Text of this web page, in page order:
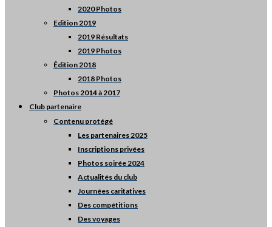
2020 Photos
Edition 2019
2019 Résultats
2019 Photos
Édition 2018
2018 Photos
Photos 2014 à 2017
Club partenaire
Contenu protégé
Les partenaires 2025
Inscriptions privées
Photos soirée 2024
Actualités du club
Journées caritatives
Des compétitions
Des voyages